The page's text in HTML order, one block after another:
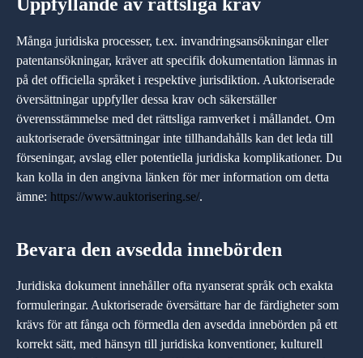
Många juridiska processer, t.ex. invandringsansökningar eller
patentansökningar, kräver att specifik dokumentation lämnas in
på det officiella språket i respektive jurisdiktion. Auktoriserade
översättningar uppfyller dessa krav och säkerställer
överensstämmelse med det rättsliga ramverket i mållandet. Om
auktoriserade översättningar inte tillhandahålls kan det leda till
förseningar, avslag eller potentiella juridiska komplikationer. Du
kan kolla in den angivna länken för mer information om detta
ämne: https://www.auktorisering.se/.
Bevara den avsedda innebörden
Juridiska dokument innehåller ofta nyanserat språk och exakta
formuleringar. Auktoriserade översättare har de färdigheter som
krävs för att fånga och förmedla den avsedda innebörden på ett
korrekt sätt, med hänsyn till juridiska konventioner, kulturell